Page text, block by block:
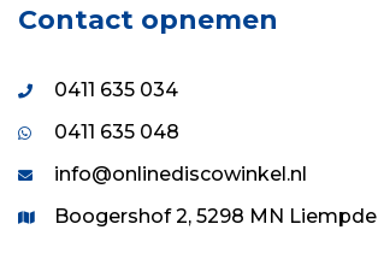
Contact opnemen
0411 635 034
0411 635 048
info@onlinediscowinkel.nl
Boogershof 2, 5298 MN Liempde